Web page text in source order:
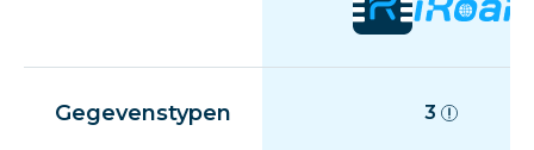
Gegevenstypen 3